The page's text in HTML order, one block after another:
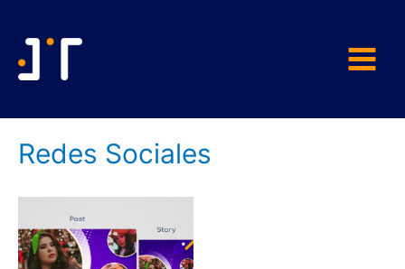
Redes Sociales